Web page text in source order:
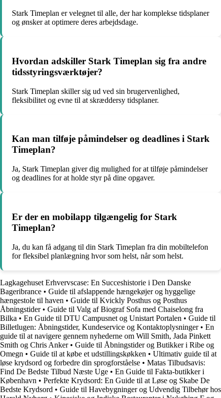
Stark Timeplan er velegnet til alle, der har komplekse tidsplaner
og ønsker at optimere deres arbejdsdage.
Hvordan adskiller Stark Timeplan sig fra andre
tidsstyringsværktøjer?
Stark Timeplan skiller sig ud ved sin brugervenlighed,
fleksibilitet og evne til at skræddersy tidsplaner.
Kan man tilføje påmindelser og deadlines i Stark
Timeplan?
Ja, Stark Timeplan giver dig mulighed for at tilføje påmindelser
og deadlines for at holde styr på dine opgaver.
Er der en mobilapp tilgængelig for Stark
Timeplan?
Ja, du kan få adgang til din Stark Timeplan fra din mobiltelefon
for fleksibel planlægning hvor som helst, når som helst.
Lagkagehuset Erhvervscase: En Succeshistorie i Den Danske
Bageribrance • Guide til afslappende hængekøjer og hyggelige
hængestole til haven • Guide til Kvickly Posthus og Posthus
Åbningstider• Guide til Valg af Biograf Sofa med Chaiselong fra
Bilka • En Guide til DTU Campusnet og Unistart Portalen • Guide til
Billetlugen: Åbningstider, Kundeservice og Kontaktoplysninger• En
guide til at navigere gennem nyhederne om Will Smith, Jada Pinkett
Smith og Chris Anker• Guide til Åbningstider og Butikker i Ribe og
Omegn • Guide til at købe et udstillingskøkken • Ultimativ guide til at
løse krydsord og forbedre din sprogforståelse • Matas Tilbudsavis:
Find De Bedste Tilbud Næste Uge • En Guide til Fakta-butikker i
København • Perfekte Krydsord: En Guide til at Løse og Skabe De
Bedste Krydsord • Guide til Havebygninger og Udvendig Tilbehør hos